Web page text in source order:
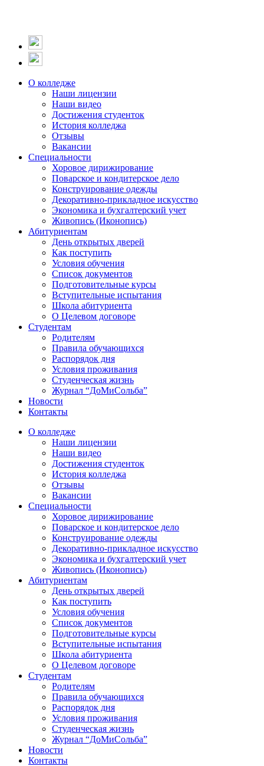
О колледже
Наши лицензии
Наши видео
Достижения студенток
История колледжа
Отзывы
Вакансии
Специальности
Хоровое дирижирование
Поварское и кондитерское дело
Конструирование одежды
Декоративно-прикладное искусство
Экономика и бухгалтерский учет​
Живопись (Иконопись)
Абитуриентам
День открытых дверей
Как поступить
Условия обучения
Список документов
Подготовительные курсы
Вступительные испытания
Школа абитуриента
О Целевом договоре
Студентам
Родителям
Правила обучающихся
Распорядок дня
Условия проживания
Студенческая жизнь
Журнал “ДоМиСольба”
Новости
Контакты
О колледже
Наши лицензии
Наши видео
Достижения студенток
История колледжа
Отзывы
Вакансии
Специальности
Хоровое дирижирование
Поварское и кондитерское дело
Конструирование одежды
Декоративно-прикладное искусство
Экономика и бухгалтерский учет​
Живопись (Иконопись)
Абитуриентам
День открытых дверей
Как поступить
Условия обучения
Список документов
Подготовительные курсы
Вступительные испытания
Школа абитуриента
О Целевом договоре
Студентам
Родителям
Правила обучающихся
Распорядок дня
Условия проживания
Студенческая жизнь
Журнал “ДоМиСольба”
Новости
Контакты